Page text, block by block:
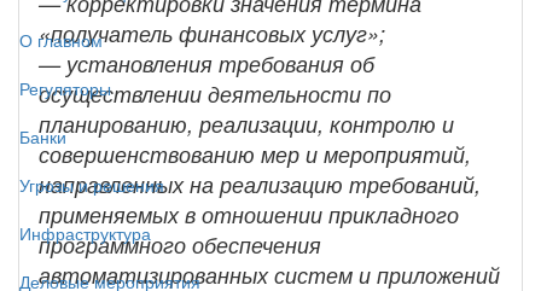
О главном
Регуляторы
Банки
Угрозы и решения
Инфраструктура
Деловые мероприятия
«получатель финансовых услуг»;
— установления требования об
осуществлении деятельности по
планированию, реализации, контролю и
совершенствованию мер и мероприятий,
направленных на реализацию требований,
применяемых в отношении прикладного
программного обеспечения
автоматизированных систем и приложений